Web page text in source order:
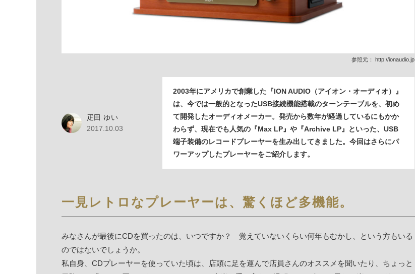
参照元： http://ionaudio.jp
疋田 ゆい
2017.10.03
2003年にアメリカで創業した『ION AUDIO（アイオン・オーディオ）』
は、今では一般的となったUSB接続機能搭載のターンテーブルを、初め
て開発したオーディオメーカー。発売から数年が経過しているにもかか
わらず、現在でも人気の『Max LP』や『Archive LP』といった、USB
端子装備のレコードプレーヤーを生み出してきました。今回はさらにパ
ワーアップしたプレーヤーをご紹介します。
一見レトロなプレーヤーは、驚くほど多機能。
みなさんが最後にCDを買ったのは、いつですか？ 覚えていないくらい何年もむかし、という方もいる
のではないでしょうか。
私自身、CDプレーヤーを使っていた頃は、店頭に足を運んで店員さんのオススメを聞いたり、ちょっと